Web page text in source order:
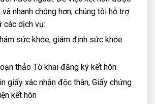
nhanh chóng hơn, chúng tôi hỗ trợ
các dịch vụ:
sức khỏe, giám định sức khỏe
thảo Tờ khai đăng ký kết hôn.
giấy xác nhận độc thân, Giấy chứng
kết hôn